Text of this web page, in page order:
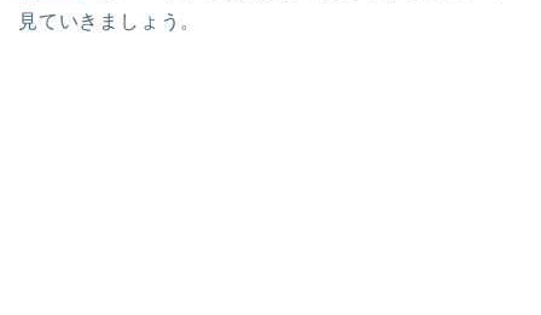
見ていきましょう。